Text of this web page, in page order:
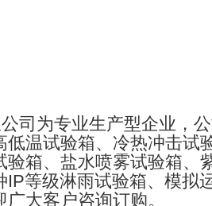
为专业生产型企业，
温试验箱、冷热冲击试
箱、盐水喷雾试验箱、
等级淋雨试验箱、模拟
大客户咨询订购。